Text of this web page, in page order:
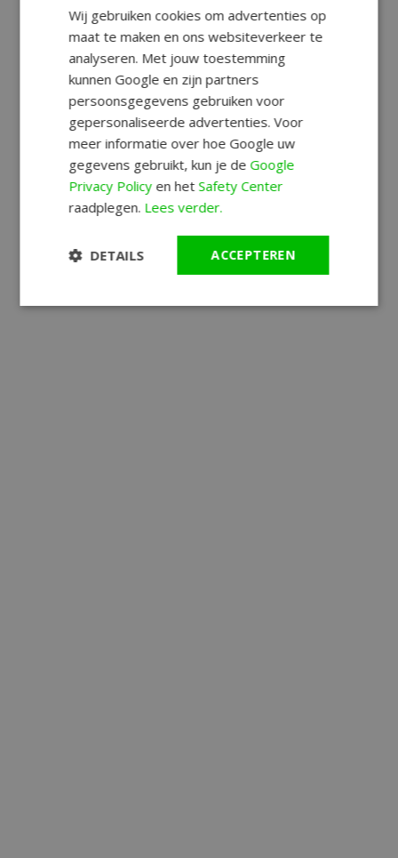
Wij gebruiken cookies om advertenties op
maat te maken en ons websiteverkeer te
analyseren. Met jouw toestemming
kunnen Google en zijn partners
persoonsgegevens gebruiken voor
gepersonaliseerde advertenties. Voor
meer informatie over hoe Google uw
gegevens gebruikt, kun je deGoogle
Privacy Policyen hetSafety Center
raadplegen. Lees verder.
ACCEPTEREN
DETAILS